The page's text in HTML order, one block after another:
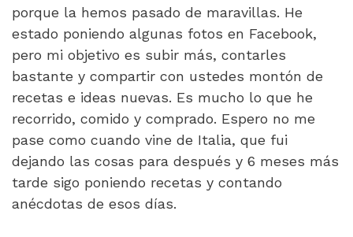
porque la hemos pasado de maravillas. He
estado poniendo algunas fotos en Facebook,
pero mi objetivo es subir más, contarles
bastante y compartir con ustedes montón de
recetas e ideas nuevas. Es mucho lo que he
recorrido, comido y comprado. Espero no me
pase como cuando vine de Italia, que fui
dejando las cosas para después y 6 meses más
tarde sigo poniendo recetas y contando
anécdotas de esos días.